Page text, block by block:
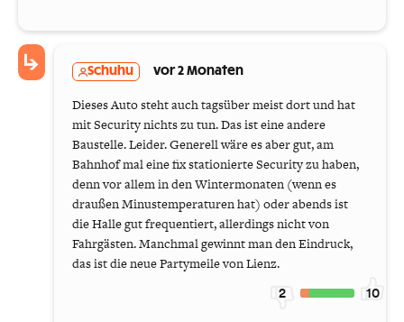
Schuhu vor 2 Monaten
Dieses Auto steht auch tagsüber meist dort und hat
mit Security nichts zu tun. Das ist eine andere
Baustelle. Leider. Generell wäre es aber gut, am
Bahnhof mal eine fix stationierte Security zu haben,
denn vor allem in den Wintermonaten (wenn es
draußen Minustemperaturen hat) oder abends ist
die Halle gut frequentiert, allerdings nicht von
Fahrgästen. Manchmal gewinnt man den Eindruck,
das ist die neue Partymeile von Lienz.
2 10